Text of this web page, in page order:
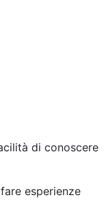
di conoscere
esperienze